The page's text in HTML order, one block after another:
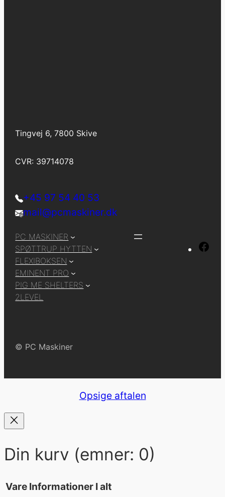
Tingvej 6, 7800 Skive
CVR: 39714078
+45 97 54 40 53
mail@pcmaskiner.dk
PC MASKINER
SPØTTRUP HYTTEN
FLEXIBOKSEN
EMINENT PRO
PIG ME SHELTERS
2LEVEL
© PC Maskiner
Opsige aftalen
Din kurv (emner: 0)
Vare Informationer I alt